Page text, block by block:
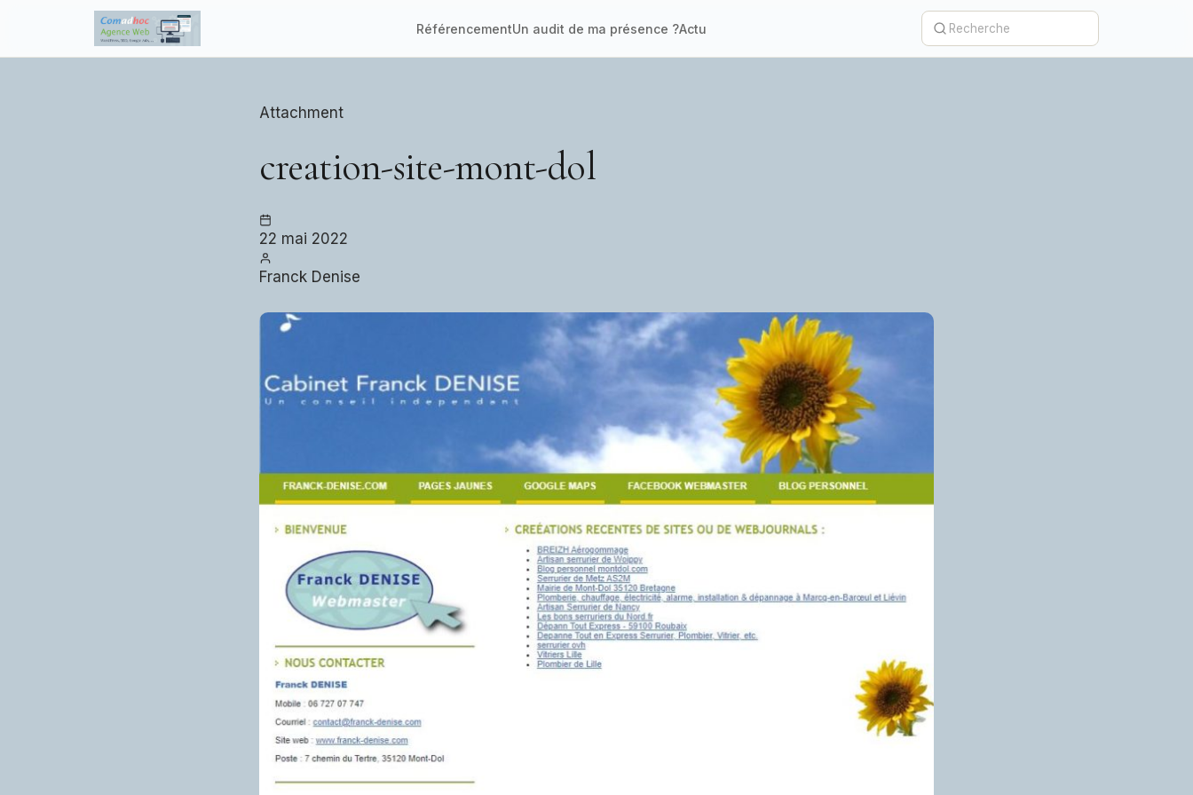
RéférencementUn audit de ma présence ?Actu
Attachment
creation-site-mont-dol
22 mai 2022
Franck Denise